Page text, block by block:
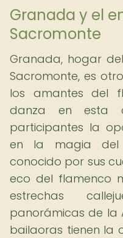
Granada y el
Sacromonte
Granada, hogar
Sacromonte, es
los amantes del
danza en esta
participantes la
en la magia del
conocido por sus
eco del flamenco
estrechas
panorámicas de la
bailaoras tienen la